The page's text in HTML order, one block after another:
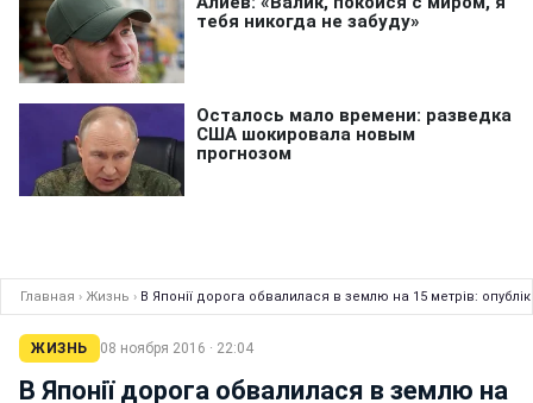
Главная › Жизнь › В Японії дорога обвалилася в землю на 15 метрів:
ЖИЗНЬ 08 ноября 2016 · 22:04
В Японії дорога обвалилася в землю на